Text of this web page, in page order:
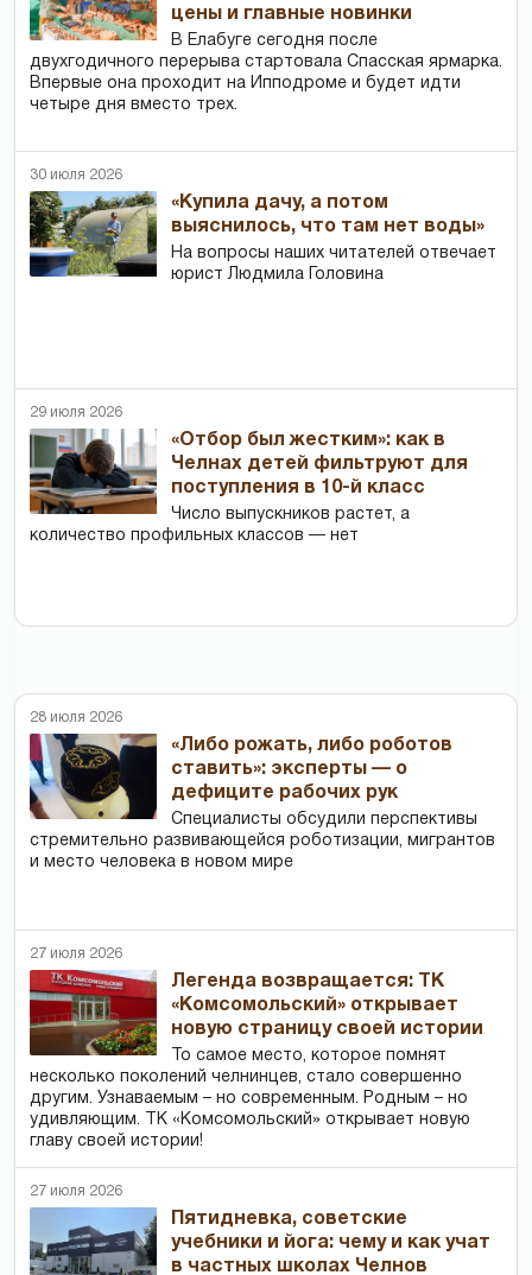
цены и главные новинки
В Елабуге сегодня после
двухгодичного перерыва стартовала Спасская ярмарка.
Впервые она проходит на Ипподроме и будет идти
четыре дня вместо трех.
30 июля 2026
«Купила дачу, а потом
выяснилось, что там нет воды»
На вопросы наших читателей отвечает
юрист Людмила Головина
29 июля 2026
«Отбор был жестким»: как в
Челнах детей фильтруют для
поступления в 10-й класс
Число выпускников растет, а
количество профильных классов — нет
28 июля 2026
«Либо рожать, либо роботов
ставить»: эксперты — о
дефиците рабочих рук
Специалисты обсудили перспективы
стремительно развивающейся роботизации, мигрантов
и место человека в новом мире
27 июля 2026
Легенда возвращается: ТК
«Комсомольский» открывает
новую страницу своей истории
То самое место, которое помнят
несколько поколений челнинцев, стало совершенно
другим. Узнаваемым – но современным. Родным – но
удивляющим. ТК «Комсомольский» открывает новую
главу своей истории!
27 июля 2026
Пятидневка, советские
учебники и йога: чему и как учат
в частных школах Челнов